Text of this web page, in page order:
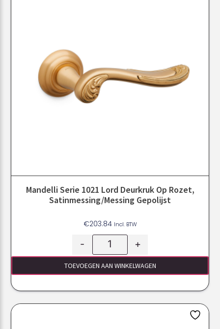
Mandelli Serie 1021 Lord Deurkruk Op Rozet,
Satinmessing/messing Gepolijst
€203.84 Incl. BTW
- +
TOEVOEGEN AAN WINKELWAGEN